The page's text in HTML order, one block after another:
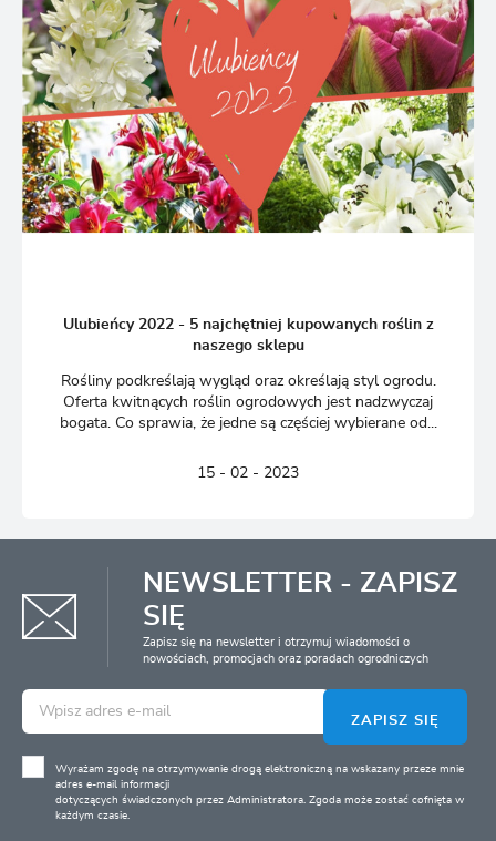
Ulubieńcy 2022 - 5 najchętniej kupowanych roślin z
naszego sklepu
Rośliny podkreślają wygląd oraz określają styl ogrodu.
Oferta kwitnących roślin ogrodowych jest nadzwyczaj
bogata. Co sprawia, że jedne są częściej wybierane od...
15 - 02 - 2023
NEWSLETTER - ZAPISZ
SIĘ
Zapisz się na newsletter i otrzymuj wiadomości o
nowościach, promocjach oraz poradach ogrodniczych
ZAPISZ SIĘ
Wyrażam zgodę na otrzymywanie drogą elektroniczną na wskazany przeze mnie
adres e-mail informacji
dotyczących świadczonych przez Administratora. Zgoda może zostać cofnięta w
każdym czasie.